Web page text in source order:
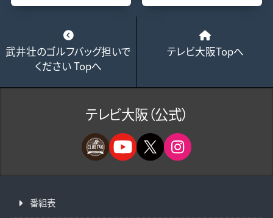
武井壮のゴルフバッグ担いで
ください Topへ
テレビ大阪Topへ
テレビ大阪（公式）
番組表